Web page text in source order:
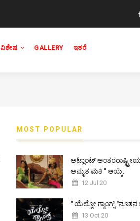
ವಿಶೇಷ GALLERY ಇತರೆ
MOST POPULAR
ಅಟ್ಲಾಂಟ್ ಅಂತರರಾಷ್ಟ್ರೀಯ
ಅಮೃತ ಮತಿ “ ಆಯ್ಕೆ.
12 Jul 20
" ಯೆಲ್ಲೋ ಗ್ಯಾಂಗ್ಸ್ "ನೂತನ
13 Oct 20